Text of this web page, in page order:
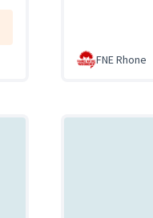
FNE Rhone